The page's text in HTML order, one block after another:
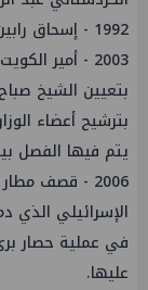
1992 - إسحاق رابين يتولى رئاسة وزراء إسرائيل للمرة الثانية.
2003 - أمير
بتعيين الشيخ
بترشيح أعضاء
يتم فيها الفصل
2006 - قصف
الإسرائيلي الذي
في عملية حصار
عليها.